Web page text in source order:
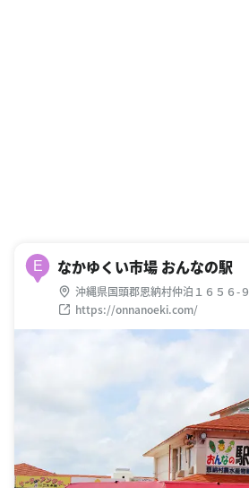
E なかゆくい市場 おんなの駅
沖縄県国頭郡恩納村仲泊１６５６-９
https://onnanoeki.com/